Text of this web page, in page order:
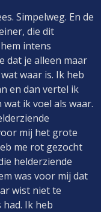
Simpelweg. En de
die dit
intens
dat je alleen maar
waar is. Ik heb
en dan vertel ik
ik voel als waar.
mij het grote
me rot gezocht
helderziende
was voor mij dat
wist niet te
Ik heb